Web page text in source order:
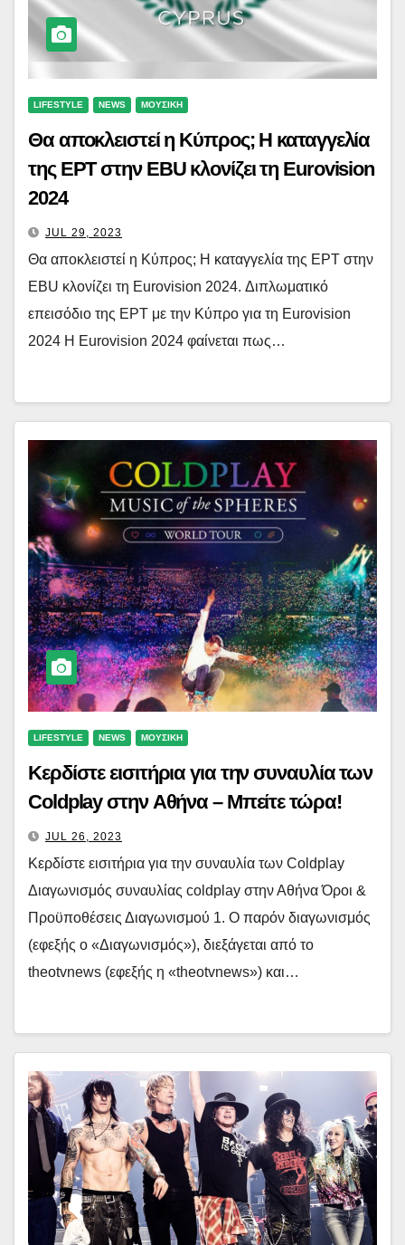
LIFESTYLE NEWS ΜΟΥΣΙΚΗ
Θα αποκλειστεί η Κύπρος; Η καταγγελία
της ΕΡΤ στην EBU κλονίζει τη Eurovision
2024
JUL 29, 2023
Θα αποκλειστεί η Κύπρος; Η καταγγελία της ΕΡΤ στην
EBU κλονίζει τη Eurovision 2024. Διπλωματικό
επεισόδιο της ΕΡΤ με την Κύπρο για τη Eurovision
2024 Η Eurovision 2024 φαίνεται πως…
LIFESTYLE NEWS ΜΟΥΣΙΚΗ
Κερδίστε εισιτήρια για την συναυλία των
Coldplay στην Αθήνα – Μπείτε τώρα!
JUL 26, 2023
Κερδίστε εισιτήρια για την συναυλία των Coldplay
Διαγωνισμός συναυλίας coldplay στην Αθήνα Όροι &
Προϋποθέσεις Διαγωνισμού 1. Ο παρόν διαγωνισμός
(εφεξής ο «Διαγωνισμός»), διεξάγεται από το
theotvnews (εφεξής η «theotvnews») και…